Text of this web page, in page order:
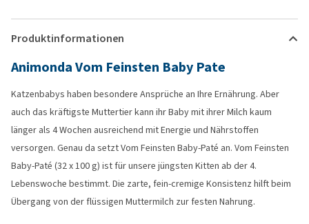
Produktinformationen
Animonda Vom Feinsten Baby Pate
Katzenbabys haben besondere Ansprüche an Ihre Ernährung. Aber
auch das kräftigste Muttertier kann ihr Baby mit ihrer Milch kaum
länger als 4 Wochen ausreichend mit Energie und Nährstoffen
versorgen. Genau da setzt Vom Feinsten Baby-Paté an. Vom Feinsten
Baby-Paté (32 x 100 g) ist für unsere jüngsten Kitten ab der 4.
Lebenswoche bestimmt. Die zarte, fein-cremige Konsistenz hilft beim
Übergang von der flüssigen Muttermilch zur festen Nahrung.